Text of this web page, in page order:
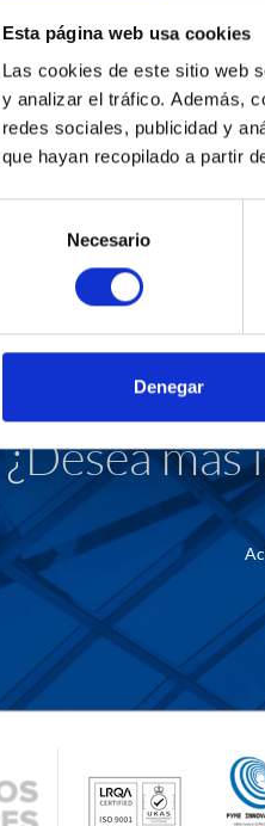
Esta página web usa cookies
Las cookies de este sitio web
y analizar el tráfico. Además,
redes sociales, publicidad y
que hayan recopilado a partir
Necesario
Denegar
de producción, módulo de
(servicio médico,
áreas de
¿Desea